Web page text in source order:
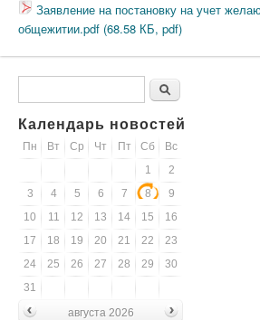
Заявление на постановку на учет
общежитии.pdf (68.58 КБ, pdf)
Поиск
Календарь новостей
Пн Вт Ср Чт Пт Сб
Вс
1
2
3
4 5 6 7 8
9
10
11 12 13 14 15
16
17
18 19 20 21 22
23
24
25 26 27 28 29
30
31
августа 2026